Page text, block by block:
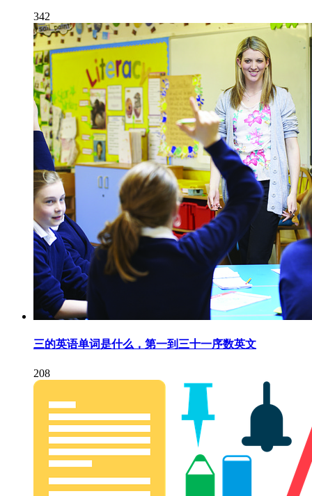
342
三的英语单词是什么，第一到三十一序数英文
208